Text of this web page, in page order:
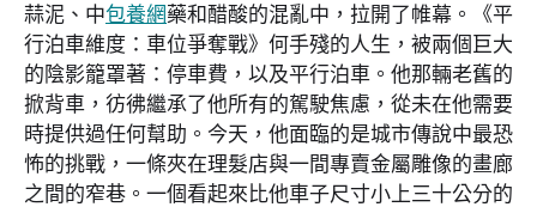
蒜泥、中包養網藥和醋酸的混亂中，拉開了帷幕。《平
行泊車維度：車位爭奪戰》何手殘的人生，被兩個巨大
的陰影籠罩著：停車費，以及平行泊車。他那輛老舊的
掀背車，彷彿繼承了他所有的駕駛焦慮，從未在他需要
時提供過任何幫助。今天，他面臨的是城市傳說中最恐
怖的挑戰，一條夾在理髮店與一間專賣金屬雕像的畫廊
之間的窄巷。一個看起來比他車子尺寸小上三十公分的